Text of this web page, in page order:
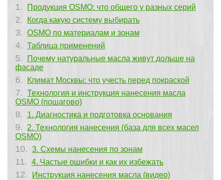
Продукция OSMO: что общего у разных серий
Когда какую систему выбирать
OSMO по материалам и зонам
Таблица применений
Почему натуральные масла живут дольше на
фасаде
Климат Москвы: что учесть перед покраской
Технология и инструкция нанесения масла
OSMO (пошагово)
1. Диагностика и подготовка основания
2. Технология нанесения (база для всех масел
OSMO)
3. Схемы нанесения по зонам
4. Частые ошибки и как их избежать
Инструкция нанесения масла (видео)